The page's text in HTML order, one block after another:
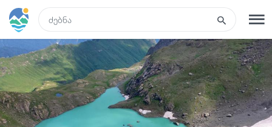
რეგისტრაცია შესვლა
რა ვნახოთ